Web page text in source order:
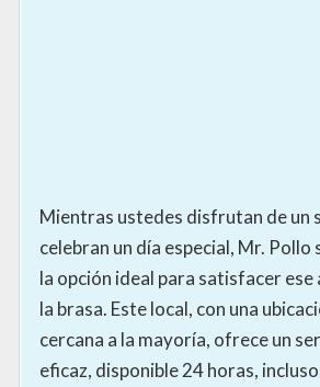
Mientras ustedes disfrutan de un
celebran un día especial, Mr. Pollo
la opción ideal para satisfacer
la brasa. Este local, con una
cercana a la mayoría, ofrece un
eficaz, disponible 24 horas,